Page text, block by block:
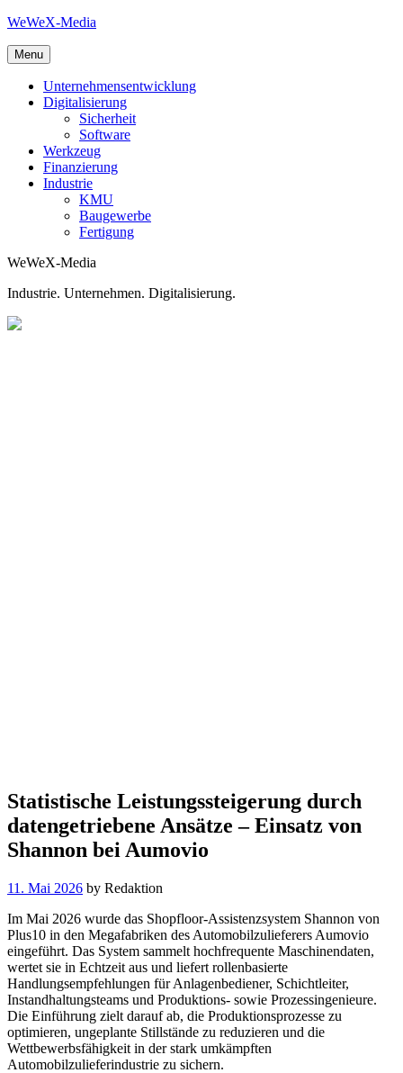
Skip
content
WeWeX-Media
Menu
Unternehmensentwicklung
Digitalisierung
Sicherheit
Software
Werkzeug
Finanzierung
Industrie
KMU
Baugewerbe
Fertigung
WeWeX-Media
Industrie. Unternehmen. Digitalisierung.
Statistische Leistungssteigerung durch
datengetriebene Ansätze – Einsatz von
Shannon bei Aumovio
11. Mai 2026 by Redaktion
Im Mai 2026 wurde das Shopfloor-Assistenzsystem Shannon von
Plus10 in den Megafabriken des Automobilzulieferers Aumovio
eingeführt. Das System sammelt hochfrequente Maschinendaten,
wertet sie in Echtzeit aus und liefert rollenbasierte
Handlungsempfehlungen für Anlagenbediener, Schichtleiter,
Instandhaltungsteams und Produktions- sowie Prozessingenieure.
Die Einführung zielt darauf ab, die Produktionsprozesse zu
optimieren, ungeplante Stillstände zu reduzieren und die
Wettbewerbsfähigkeit in der stark umkämpften
Automobilzulieferindustrie zu sichern.